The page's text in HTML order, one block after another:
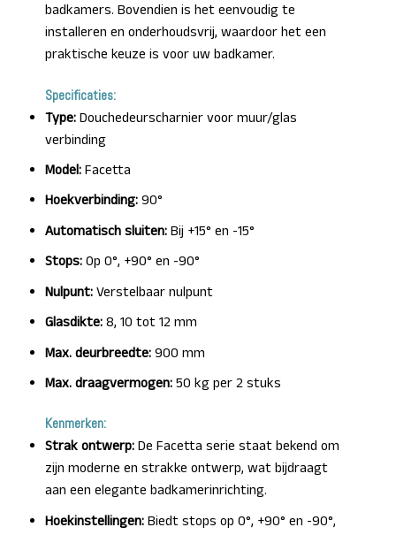
badkamers. Bovendien is het eenvoudig te
installeren en onderhoudsvrij, waardoor het een
praktische keuze is voor uw badkamer.
Specificaties:
Type:Douchedeurscharnier voor muur/glas
verbinding
Model:Facetta
Hoekverbinding:90°
Automatisch sluiten:Bij +15° en -15°
Stops:Op 0°, +90° en -90°
Nulpunt:Verstelbaar nulpunt
Glasdikte:8, 10 tot 12 mm
Max. deurbreedte:900 mm
Max. draagvermogen:50 kg per 2 stuks
Kenmerken:
Strak ontwerp:De Facetta serie staat bekend om
zijn moderne en strakke ontwerp, wat bijdraagt
aan een elegante badkamerinrichting.
Hoekinstellingen:Biedt stops op 0°, +90° en -90°,